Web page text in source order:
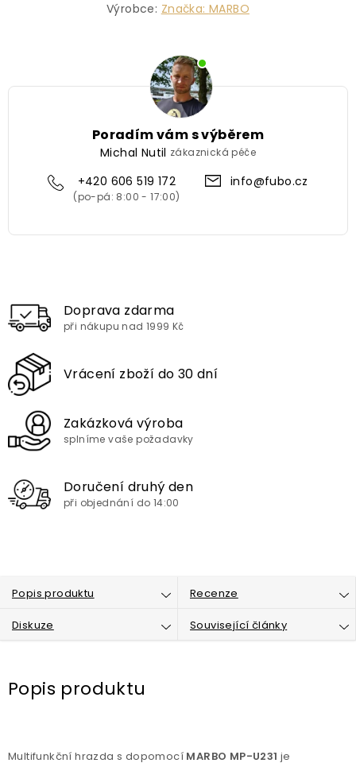
Výrobce: Značka: MARBO
Poradím vám s výběrem
Michal Nutil zákaznická péče
+420 606 519 172 info@fubo.cz
Doprava zdarma
při nákupu nad 1999 Kč
Vrácení zboží do 30 dní
Zakázková výroba
splníme vaše požadavky
Doručení druhý den
při objednání do 14:00
Popis produktu Recenze
Diskuze Související články
Popis produktu
Multifunkční hrazda s dopomocí MARBO MP-U231 je